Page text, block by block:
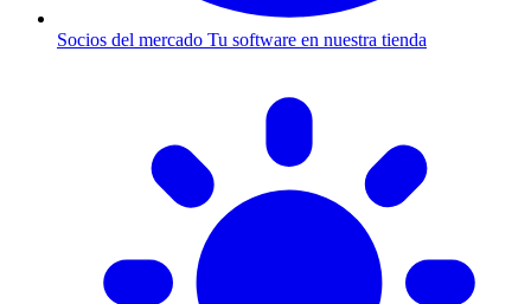
Socios del mercado Tu software en nuestra tienda